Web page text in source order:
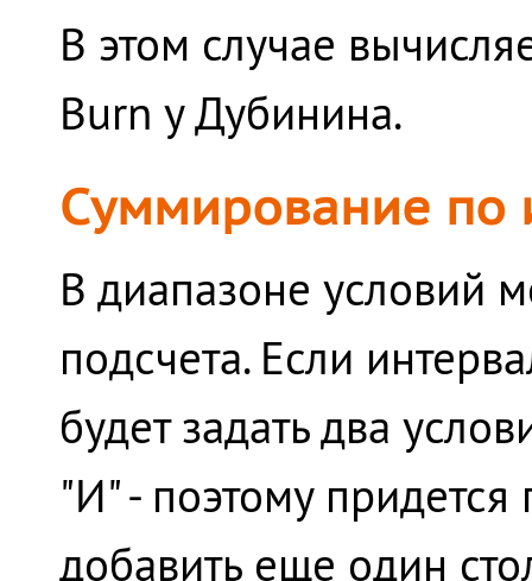
В этом случае
Burn у Дубинина.
Суммирование по
В диапазоне условий
подсчета. Если
будет задать два
"И" - поэтому придется
добавить еще один